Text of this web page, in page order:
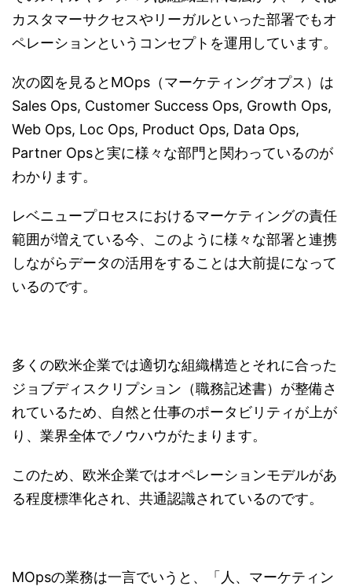
カスタマーサクセスやリーガルといった部署でもオ
ペレーションというコンセプトを運用しています。
次の図を見るとMOps（マーケティングオプス）は
Sales Ops, Customer Success Ops, Growth Ops,
Web Ops, Loc Ops, Product Ops, Data Ops,
Partner Opsと実に様々な部門と関わっているのが
わかります。
レベニュープロセスにおけるマーケティングの責任
範囲が増えている今、このように様々な部署と連携
しながらデータの活用をすることは大前提になって
いるのです。
多くの欧米企業では適切な組織構造とそれに合った
ジョブディスクリプション（職務記述書）が整備さ
れているため、自然と仕事のポータビリティが上が
り、業界全体でノウハウがたまります。
このため、欧米企業ではオペレーションモデルがあ
る程度標準化され、共通認識されているのです。
MOpsの業務は一言でいうと、「人、マーケティン